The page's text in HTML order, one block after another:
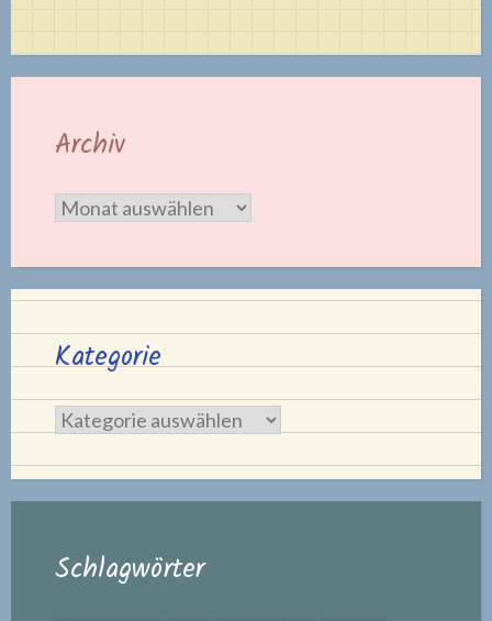
Archiv
Archiv
Kategorie
Kategorie
Schlagwörter